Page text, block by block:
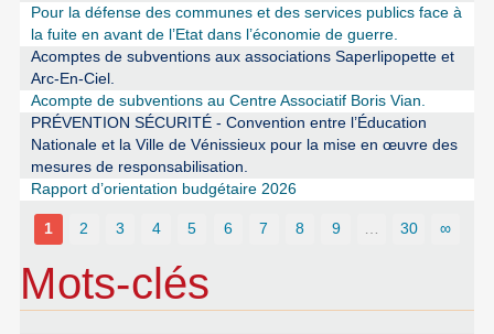
Pour la défense des communes et des services publics face à
la fuite en avant de l’Etat dans l’économie de guerre.
Acomptes de subventions aux associations Saperlipopette et
Arc-En-Ciel.
Acompte de subventions au Centre Associatif Boris Vian.
PRÉVENTION SÉCURITÉ - Convention entre l’Éducation
Nationale et la Ville de Vénissieux pour la mise en œuvre des
mesures de responsabilisation.
Rapport d’orientation budgétaire 2026
1 2 3 4 5 6 7 8 9 30 ∞
Mots-clés